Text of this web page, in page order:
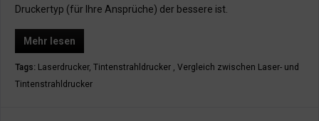
Druckertyp (für Ihre Ansprüche) der bessere ist.
Mehr lesen
Tags: Laserdrucker, Tintenstrahldrucker , Vergleich zwischen Laser- und
Tintenstrahldrucker